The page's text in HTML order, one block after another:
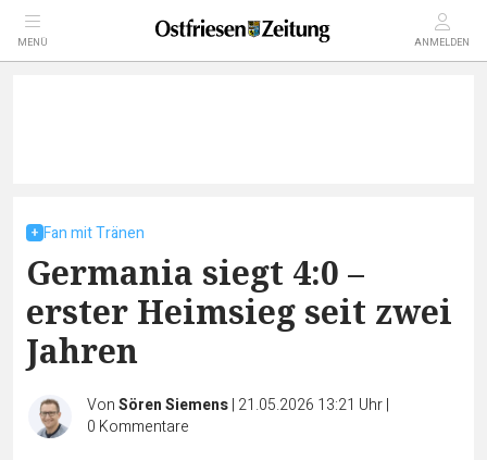
MENÜ ANMELDEN
Fan mit Tränen
Germania siegt 4:0 –
erster Heimsieg seit zwei
Jahren
VonSören Siemens| 21.05.2026 13:21 Uhr|
0 Kommentare